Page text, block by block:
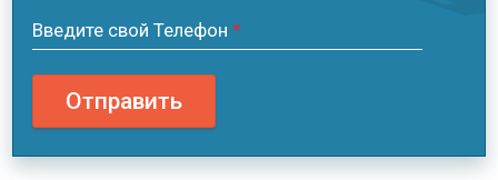
Введите свой Телефон *
Отправить